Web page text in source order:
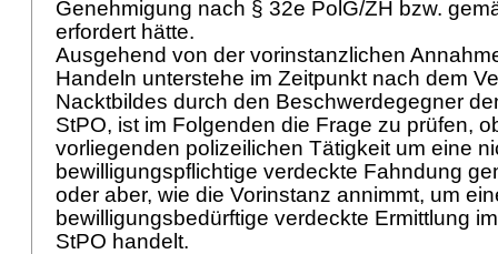
Genehmigung nach § 32e PolG/ZH bzw.
erfordert hätte.
Ausgehend von der vorinstanzlichen
Handeln unterstehe im Zeitpunkt nach dem
Nacktbildes durch den Beschwerdegegner
StPO, ist im Folgenden die Frage zu prüfen,
vorliegenden polizeilichen Tätigkeit um eine
bewilligungspflichtige verdeckte Fahndung
oder aber, wie die Vorinstanz annimmt, um
bewilligungsbedürftige verdeckte Ermittlung
StPO handelt.